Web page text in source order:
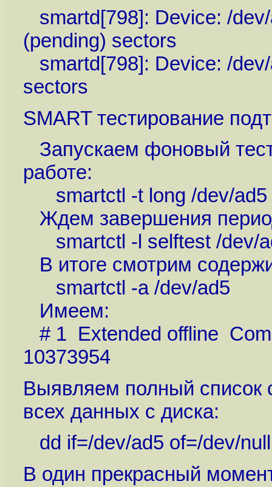
smartd[798]: Device: /
(pending) sectors
smartd[798]: Device: /
sectors
SMART тестирование
Запускаем фоновый
работе:
smartctl -t long /dev/ad5
Ждем завершения
smartctl -l selftest /dev/
В итоге смотрим
smartctl -a /dev/ad5
Имеем:
# 1 Extended offline
10373954
Выявляем полный список
всех данных с диска:
dd if=/dev/ad5 of=/dev/
В один прекрасный